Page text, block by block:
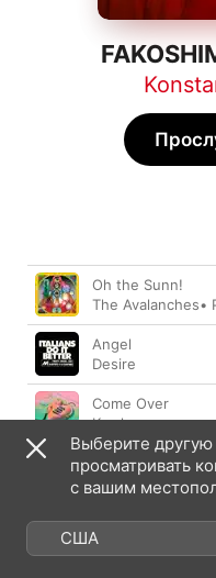
Песня
Oh the Sunn!
The Avalanches•
Angel
Desire
Come Over
Kowloon
Warp
New Musik
Mushroom
Vegyn
Выберите другую
просматривать
с вашим
США